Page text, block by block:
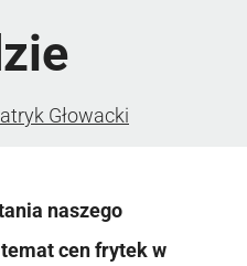
Głowacki
naszego
cen frytek w